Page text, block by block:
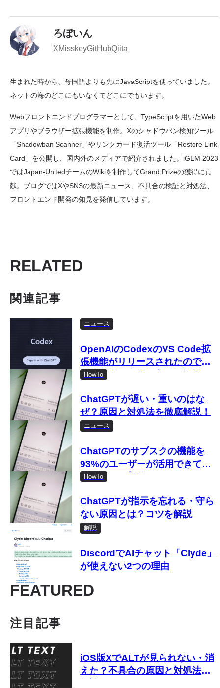
ろぼいん
XMisskeyGitHubQiita
生まれた時から、母国語よりも先にJavaScriptを使っていました。
ネットの海のどこにもいなくてどこにでもいます。
Webフロントエンドプログラマーとして、TypeScriptを用いたWeb
アプリやブラウザー拡張機能を制作。Xのシャドウバン検知ツール
「Shadowban Scanner」やリンクカード復活ツール「Restore Link
Card」を公開し、国内外のメディアで紹介されました。iGEM 2023
ではJapan-UnitedチームのWikiを制作してGrand Prizeの獲得に貢
献。ブログではXやSNSの最新ニュース、不具合の検証と対処法、
フロントエンド開発の知見を発信しています。
RELATED
関連記事
ニュース
OpenAIのCodexのVS Code拡
張機能がリリースされたので試
す 特徴から使い方まで解説
HowTo
ChatGPTが遅い・重いのはな
ぜ？原因と対処法を徹底解説！
ニュース
ChatGPTのサブスクの機能を
93%のユーザーが活用できてい
なかったと判明 OpenAIのサ
HowTo
ChatGPTが指示を忘れる・守ら
ない原因とは？コツを解説
解説
DiscordでAIチャット「Clyde」
が使えない2つの理由
FEATURED
注目記事
iOS版XでALTが見られない・消
えた？不具合の原因と対処法を